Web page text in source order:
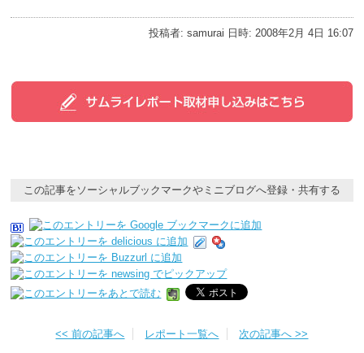
投稿者: samurai 日時: 2008年2月 4日 16:07
この記事をソーシャルブックマークやミニブログへ登録・共有する
<< 前の記事へ レポート一覧へ 次の記事へ >>